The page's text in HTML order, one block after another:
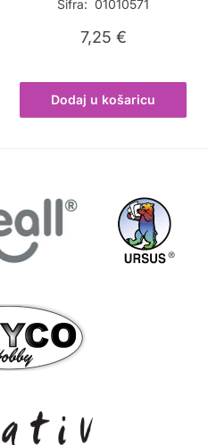
Šifra: 01010571
7,25 €
Dodaj u košaricu